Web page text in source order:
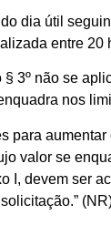
do dia útil
entre 20
§ 3º não se
nos
para
valor se
I, devem ser